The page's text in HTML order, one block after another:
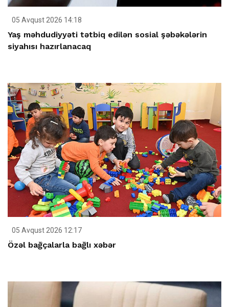
05 Avqust 2026 14:18
Yaş məhdudiyyəti tətbiq edilən sosial şəbəkələrin
siyahısı hazırlanacaq
05 Avqust 2026 12:17
Özəl bağçalarla bağlı xəbər